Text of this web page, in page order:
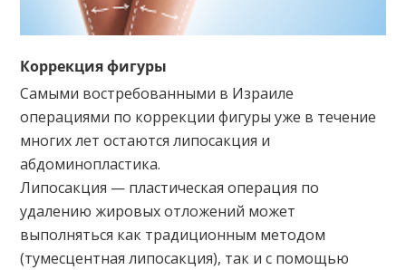
Коррекция фигуры
Самыми востребованными в Израиле
операциями по коррекции фигуры уже в течение
многих лет остаются липосакция и
абдоминопластика.
Липосакция — пластическая операция по
удалению жировых отложений может
выполняться как традиционным методом
(тумесцентная липосакция), так и с помощью